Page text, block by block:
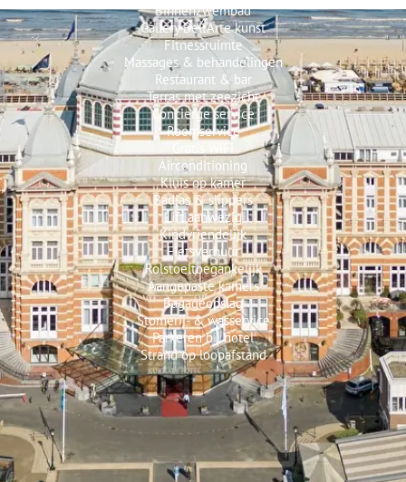
Binnenzwembad
Gallery Bell’Arte kunst
Fitnessruimte
Massages & behandelingen
Restaurant & bar
Terras met zeezicht
Conciërge service
Roomservice
Gratis WiFi
Airconditioning
Kluis op kamer
Badjas & slippers
Lift aanwezig
Kindvriendelijk
Fietsverhuur
Rolstoeltoegankelijk
Aangepaste kamers
Bagageopslag
Stomerij- & wasservice
Parkeren bij hotel
Strand op loopafstand